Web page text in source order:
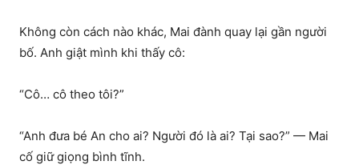
Không còn cách nào khác, Mai đành quay lại gần người
bố. Anh giật mình khi thấy cô:
“Cô… cô theo tôi?”
“Anh đưa bé An cho ai? Người đó là ai? Tại sao?” — Mai
cố giữ giọng bình tĩnh.